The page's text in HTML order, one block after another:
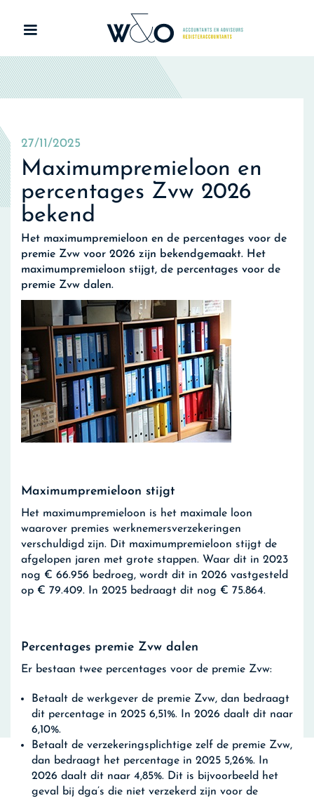
27/11/2025
Maximumpremieloon en
percentages Zvw 2026
bekend
Het maximumpremieloon en de percentages voor de
premie Zvw voor 2026 zijn bekendgemaakt. Het
maximumpremieloon stijgt, de percentages voor de
premie Zvw dalen.
Maximumpremieloon stijgt
Het maximumpremieloon is het maximale loon
waarover premies werknemersverzekeringen
verschuldigd zijn. Dit maximumpremieloon stijgt de
afgelopen jaren met grote stappen. Waar dit in 2023
nog € 66.956 bedroeg, wordt dit in 2026 vastgesteld
op € 79.409. In 2025 bedraagt dit nog € 75.864.
Percentages premie Zvw dalen
Er bestaan twee percentages voor de premie Zvw:
Betaalt de werkgever de premie Zvw, dan bedraagt
dit percentage in 2025 6,51%. In 2026 daalt dit naar
6,10%.
Betaalt de verzekeringsplichtige zelf de premie Zvw,
dan bedraagt het percentage in 2025 5,26%. In
2026 daalt dit naar 4,85%. Dit is bijvoorbeeld het
geval bij dga’s die niet verzekerd zijn voor de